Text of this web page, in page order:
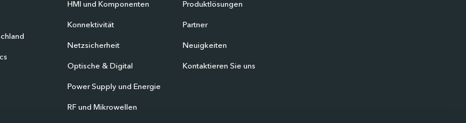
HMI und Komponenten
Konnektivität
Netzsicherheit
Optische & Digital
Power Supply und Energie
RF und Mikrowellen
Produktlösungen
Partner
Neuigkeiten
Kontaktieren Sie uns